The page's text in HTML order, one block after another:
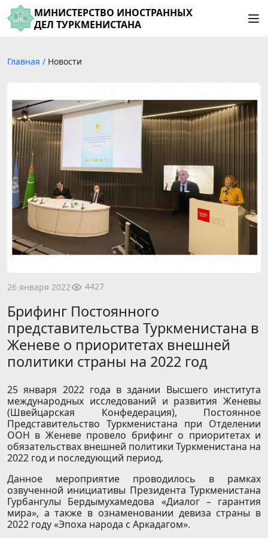
МИНИСТЕРСТВО ИНОСТРАННЫХ
ДЕЛ ТУРКМЕНИСТАНА
Главная / Новости
26 января 2022 4427
Брифинг Постоянного
представительства Туркменистана в
Женеве о приоритетах внешней
политики страны на 2022 год
25 января 2022 года в здании Высшего института
международных исследований и развития Женевы
(Швейцарская Конфедерация), Постоянное
Представительство Туркменистана при Отделении
ООН в Женеве провело брифинг о приоритетах и
обязательствах внешней политики Туркменистана на
2022 год и последующий период.
Данное мероприятие проводилось в рамках
озвученной инициативы Президента Туркменистана
Гурбангулы Бердымухамедова «Диалог – гарантия
мира», а также в ознаменовании девиза страны в
2022 году «Эпоха народа с Аркадагом».